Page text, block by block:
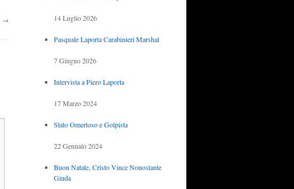
→ 14 Luglio 2026
Pasquale Laporta Carabinieri Marshal
7 Giugno 2026
Intervista a Piero Laporta
17 Marzo 2024
Stato Omertoso e Golpista
22 Gennaio 2024
Buon Natale, Cristo Vince Nonostante
Giuda